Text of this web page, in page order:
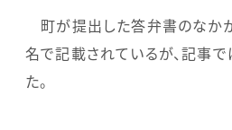
町が提出した答弁書のなか
名で記載されているが、記事で
た。